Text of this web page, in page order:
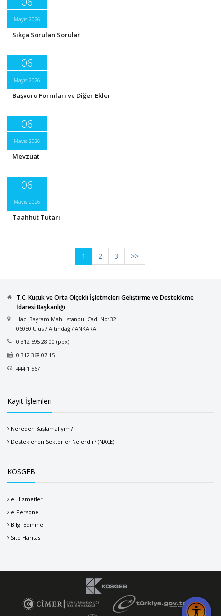
Mayıs 2026
Sıkça Sorulan Sorular
06
Mayıs 2026
Başvuru Formları ve Diğer Ekler
06
Mayıs 2026
Mevzuat
06
Mayıs 2026
Taahhüt Tutarı
1 2 3 >>
T.C. Küçük ve Orta Ölçekli İşletmeleri Geliştirme ve Destekleme
İdaresi Başkanlığı
Hacı Bayram Mah. İstanbul Cad. No: 32
06050 Ulus / Altındağ / ANKARA
0 312 595 28 00 (pbx)
0 312 368 07 15
444 1 567
Kayıt İşlemleri
Nereden Başlamalıyım?
Desteklenen Sektörler Nelerdir? (NACE)
KOSGEB
e-Hizmetler
e-Personel
Bilgi Edinme
Site Haritası